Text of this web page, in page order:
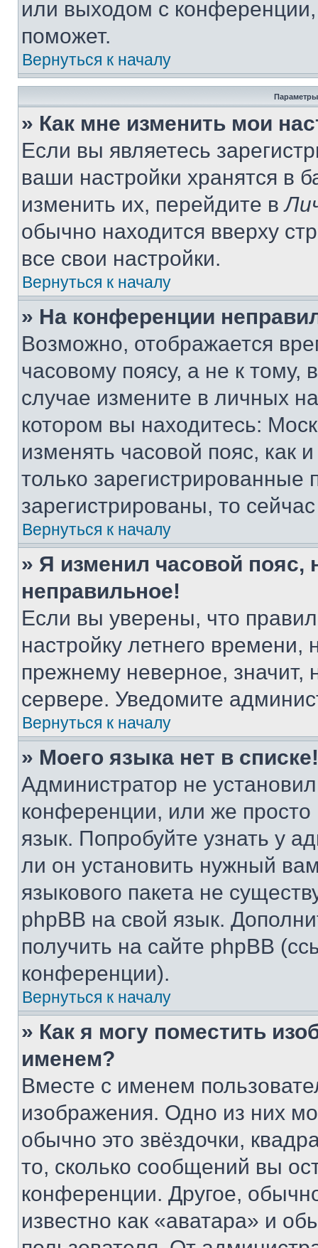
или выходом с
поможет.
Вернуться к началу
Параметры
» Как мне изменить мои
Если вы являетесь
ваши настройки хранятся в
изменить их, перейдите в
обычно находится вверху
все свои настройки.
Вернуться к началу
» На конференции
Возможно, отображается
часовому поясу, а не к тому,
случае измените в личных
котором вы находитесь:
изменять часовой пояс, как
только
зарегистрированы, то
Вернуться к началу
» Я изменил часовой пояс,
неправильное!
Если вы уверены, что
настройку летнего
прежнему неверное, значит,
сервере. Уведомите
Вернуться к началу
» Моего языка нет в списке!
Администратор не
конференции, или же
язык. Попробуйте узнать у
ли он установить нужный
языкового пакета не
phpBB на свой язык.
получить на сайте phpBB
конференции).
Вернуться к началу
» Как я могу поместить
именем?
Вместе с именем
изображения. Одно из них
обычно это звёздочки,
то, сколько сообщений вы
конференции. Другое,
известно как «аватара» и